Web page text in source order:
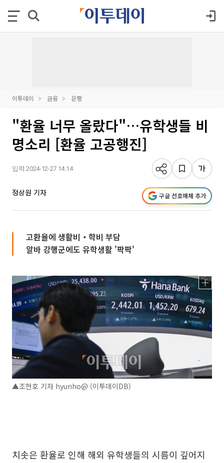
이투데이 금융 은행
"환율 너무 올랐다"…유학생들 비
명소리 [환율 고공행진]
입력 2024-12-27 14:14
정상원 기자 구글 선호매체 추가
고환율에 생활비‧학비 부담
알바 강행군에도 유학생활 '팍팍'
▲조현호 기자 hyunho@ (이투데이DB)
치솟은 환율로 인해 해외 유학생들의 시름이 깊어지